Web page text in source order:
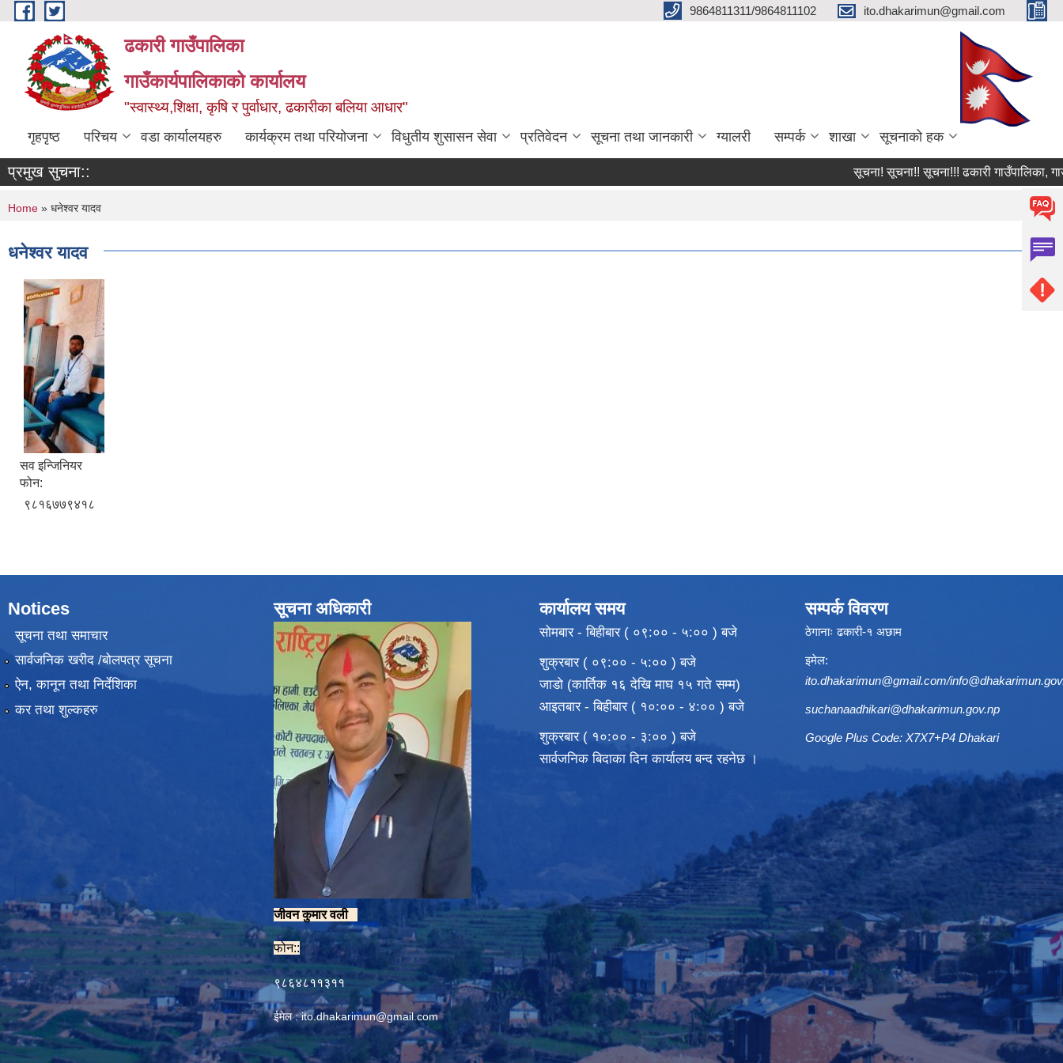
Skip to main content 9864811311/9864811102 ito.dhakarimun@gmail.com
ढकारी गाउँपालिका
गाउँकार्यपालिकाको कार्यालय
"स्वास्थ्य,शिक्षा, कृषि र पुर्वाधार, ढकारीका बलिया आधार"
गृहपृष्ठ परिचय वडा कार्यालयहरु कार्यक्रम तथा परियोजना विधुतीय शुसासन सेवा प्रतिवेदन सूचना तथा जानकारी ग्यालरी सम्पर्क शाखा सूचनाको हक
प्रमुख सुचना:: सूचना! सूचना!! सूचना!!! ढकारी गाउँपालिका, गाउँ
You are here
Home » धनेश्वर यादव
धनेश्वर यादव
सव इन्जिनियर
फोन:
९८१६७७९४१८
Notices
सूचना तथा समाचार
सार्वजनिक खरीद /बोलपत्र सूचना
ऐन, कानून तथा निर्देशिका
कर तथा शुल्कहरु
सूचना अधिकारी
जीवन कुमार वली
फोन::
९८६४८११३११
ईमेल :ito.dhakarimun@gmail.com
कार्यालय समय
सोमबार - बिहीबार ( ०९:०० - ५:०० ) बजे
शुक्रबार ( ०९:०० - ५:०० ) बजे
जाडो (कार्तिक १६ देखि माघ १५ गते सम्म)
आइतबार - बिहीबार ( १०:०० - ४:०० ) बजे
शुक्रबार ( १०:०० - ३:०० ) बजे
सार्वजनिक बिदाका दिन कार्यालय बन्द रहनेछ ।
सम्पर्क विवरण
ठेगानाः ढकारी-१ अछाम
इमेल:
ito.dhakarimun@gmail.com/
suchanaadhikari@dhakarimun.gov.np
Google Plus Code: X7X7+P4 Dhakari